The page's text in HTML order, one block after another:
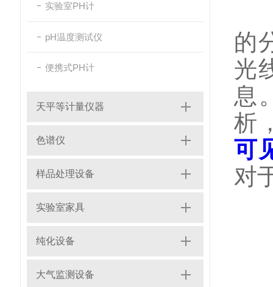
实验室PH计
pH温度测试仪
便携式PH计
天平等计量仪器
色谱仪
样品处理设备
实验室家具
纯化设备
大气监测设备
的
光
息
析
可
对